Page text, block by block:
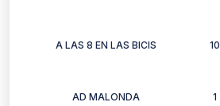
A LAS 8 EN LAS BICIS 10
AD MALONDA 1